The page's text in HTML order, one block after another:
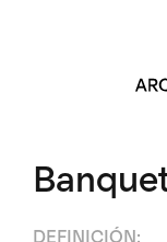
DEFINICIÓN: